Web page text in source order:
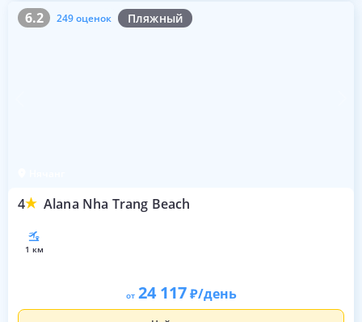
6.2 249 оценок Пляжный
4 Alana Nha Trang Beach
6.2 249 оценок
1 км
от 24 117 /день